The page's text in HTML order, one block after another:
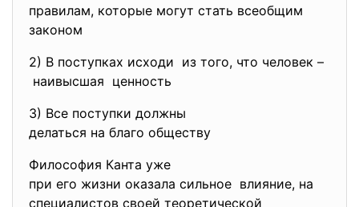
правилам, которые могут стать всеобщим
законом
2) В поступках исходи из того, что человек –
наивысшая ценность
3) Все поступки должны
делаться на благо обществу
Философия Канта уже
при его жизни оказала сильное влияние, на
специалистов своей теоретической